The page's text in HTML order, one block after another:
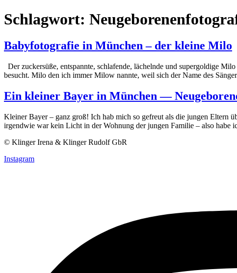
Schlagwort:
Babyfotografie in München – der kleine Milo
Der zuckersüße, entspannte, schlafende, lächelnde und supergoldige
besucht. Milo den ich immer Milow nannte, weil sich der Name des
Ein kleiner Bayer in München —
Kleiner Bayer – ganz groß! Ich hab mich so gefreut als die jungen Eltern
irgendwie war kein Licht in der Wohnung der jungen Familie – also
© Klinger Irena & Klinger Rudolf GbR
Instagram